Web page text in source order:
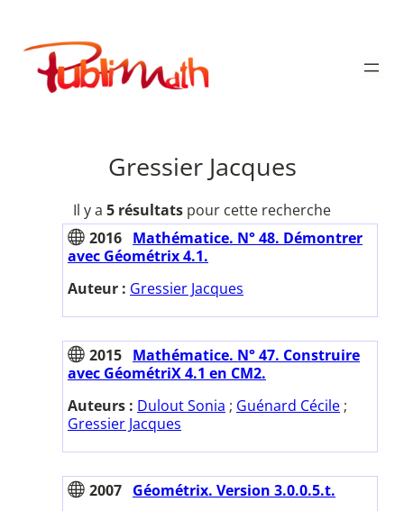
contenu
Publimath
Gressier Jacques
Il y a 5 résultats pour cette recherche
2016 Mathématice. N° 48. Démontrer
avec Géométrix 4.1.
Auteur : Gressier Jacques
2015 Mathématice. N° 47. Construire
avec GéométriX 4.1 en CM2.
Auteurs : Dulout Sonia ; Guénard Cécile ;
Gressier Jacques
2007 Géométrix. Version 3.0.0.5.t.